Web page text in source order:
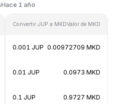
Hace 1 año
Convertir JUP a MKDValor de MKD
0.001 JUP 0.00972709 MKD
0.01 JUP 0.0973 MKD
0.1 JUP 0.9727 MKD